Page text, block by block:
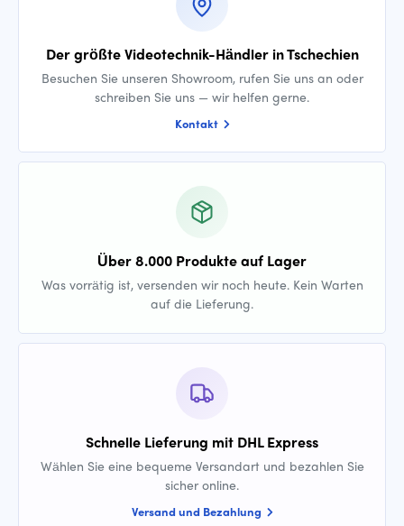
Der größte Videotechnik-Händler in Tschechien
Besuchen Sie unseren Showroom, rufen Sie uns an oder
schreiben Sie uns — wir helfen gerne.
Kontakt
Über 8.000 Produkte auf Lager
Was vorrätig ist, versenden wir noch heute. Kein Warten
auf die Lieferung.
Schnelle Lieferung mit DHL Express
Wählen Sie eine bequeme Versandart und bezahlen Sie
sicher online.
Versand und Bezahlung